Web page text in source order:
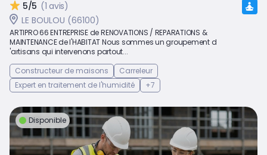
5/5 (1 avis)
LE BOULOU (66100)
ARTIPRO 66 ENTREPRISE de RENOVATIONS / REPARATIONS &
MAINTENANCE de l'HABITAT Nous sommes un groupement d
'artisans qui intervenons partout...
Constructeur de maisons
Carreleur
Expert en traitement de l'humidité
+7
Disponible